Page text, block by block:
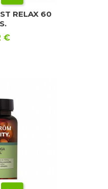
RELAX 60
€